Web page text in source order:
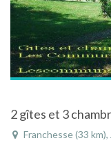
Franchesse (33 km),